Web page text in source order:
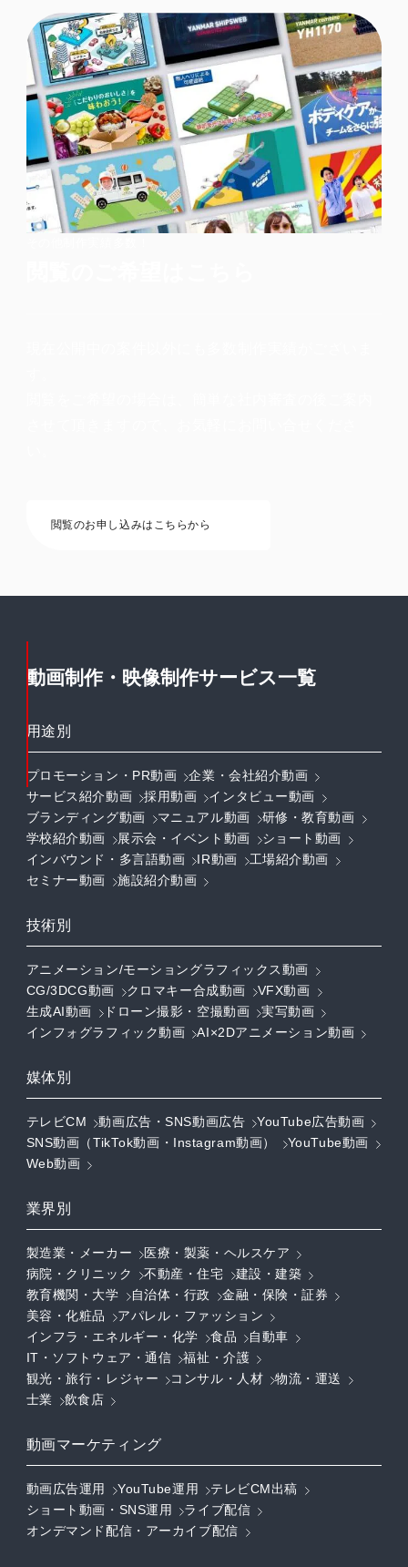
閲覧のお申し込みはこちらから
動画制作・映像制作サービス一覧
用途別
プロモーション・PR動画
企業・会社紹介動画
サービス紹介動画
採用動画
インタビュー動画
ブランディング動画
マニュアル動画
研修・教育動画
学校紹介動画
展示会・イベント動画
ショート動画
インバウンド・多言語動画
IR動画
工場紹介動画
セミナー動画
施設紹介動画
技術別
アニメーション/モーショングラフィックス動画
CG/3DCG動画
クロマキー合成動画
VFX動画
生成AI動画
ドローン撮影・空撮動画
実写動画
インフォグラフィック動画
AI×2Dアニメーション動画
媒体別
テレビCM 動画広告・SNS動画広告
YouTube広告動画
SNS動画（TikTok動画・Instagram動画）
YouTube動画
Web動画
業界別
製造業・メーカー
医療・製薬・ヘルスケア
病院・クリニック
不動産・住宅
建設・建築
教育機関・大学
自治体・行政
金融・保険・証券
美容・化粧品
アパレル・ファッション
インフラ・エネルギー・化学
食品
自動車
IT・ソフトウェア・通信
福祉・介護
観光・旅行・レジャー
コンサル・人材
物流・運送
士業
飲食店
動画マーケティング
動画広告運用 YouTube運用
テレビCM出稿
ショート動画・SNS運用
ライブ配信
オンデマンド配信・アーカイブ配信